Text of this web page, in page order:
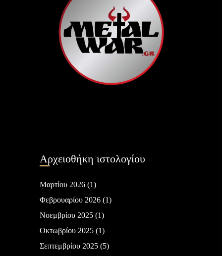
Αρχειοθήκη ιστολογίου
Μαρτίου 2026(1)
Φεβρουαρίου 2026(1)
Νοεμβρίου 2025(1)
Οκτωβρίου 2025(1)
Σεπτεμβρίου 2025(5)